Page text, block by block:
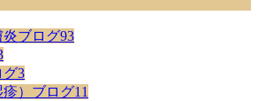
炎ブログ93
グ3
）ブログ11